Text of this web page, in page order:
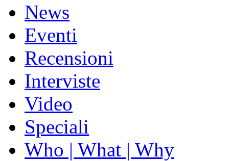
News
Eventi
Recensioni
Interviste
Video
Speciali
Who | What | Why